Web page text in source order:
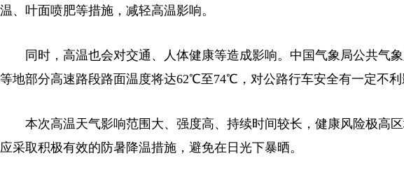
温、叶面喷肥等措施，减轻高温影响。
同时，高温也会对交通、人体健康等造成影响。中国气象局公共气
等地部分高速路段路面温度将达62℃至74℃，对公路行车安全有一定不利
本次高温天气影响范围大、强度高、持续时间较长，健康风险极高
应采取积极有效的防暑降温措施，避免在日光下暴晒。